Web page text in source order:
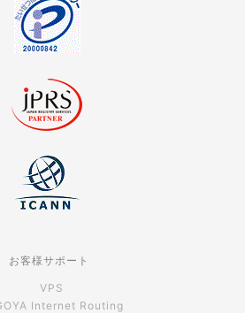
お客様サポート
VPS
Internet Routing